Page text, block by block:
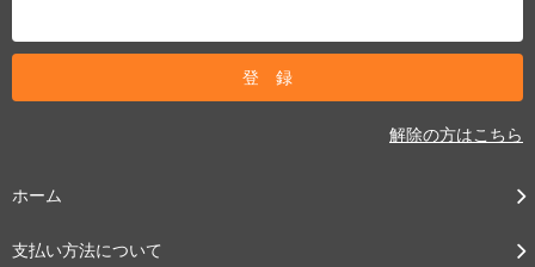
解除の方はこちら
ホーム
支払い方法について